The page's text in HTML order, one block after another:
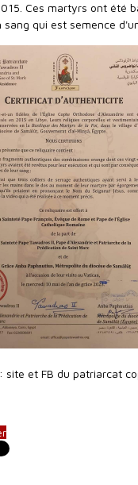
Ces martyrs ont été
sang qui est semence
site et FB du patriarcat